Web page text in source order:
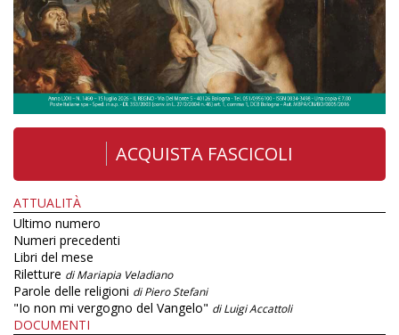
ACQUISTA FASCICOLI
ATTUALITÀ
Ultimo numero
Numeri precedenti
Libri del mese
Riletture di Mariapia Veladiano
Parole delle religioni di Piero Stefani
"Io non mi vergogno del Vangelo" di Luigi Accattoli
DOCUMENTI